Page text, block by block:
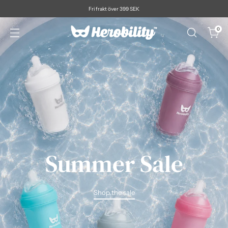
Fri frakt över 399 SEK
0
Summer Sale
Shop the sale